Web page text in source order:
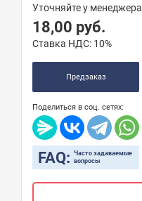
Уточняйте у менеджера
18,00 руб.
Ставка НДС: 10%
Предзаказ
Поделиться в соц. сетях:
FAQ: Часто задаваемые
вопросы